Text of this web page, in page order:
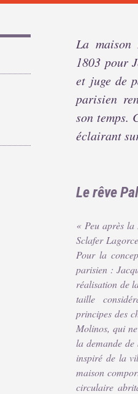
La maison
1803 pour
et juge de
parisien
son temps.
éclairant
Le rêve
« Peu après la
Sclafer
Pour la
parisien :
réalisation de
taille
principes des
Molinos, qui
la demande de
inspiré de la
maison
circulaire